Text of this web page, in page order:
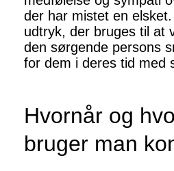
der har mistet en
udtryk, der bruges til at
den sørgende persons
for dem i deres tid med
Hvornår og
bruger man